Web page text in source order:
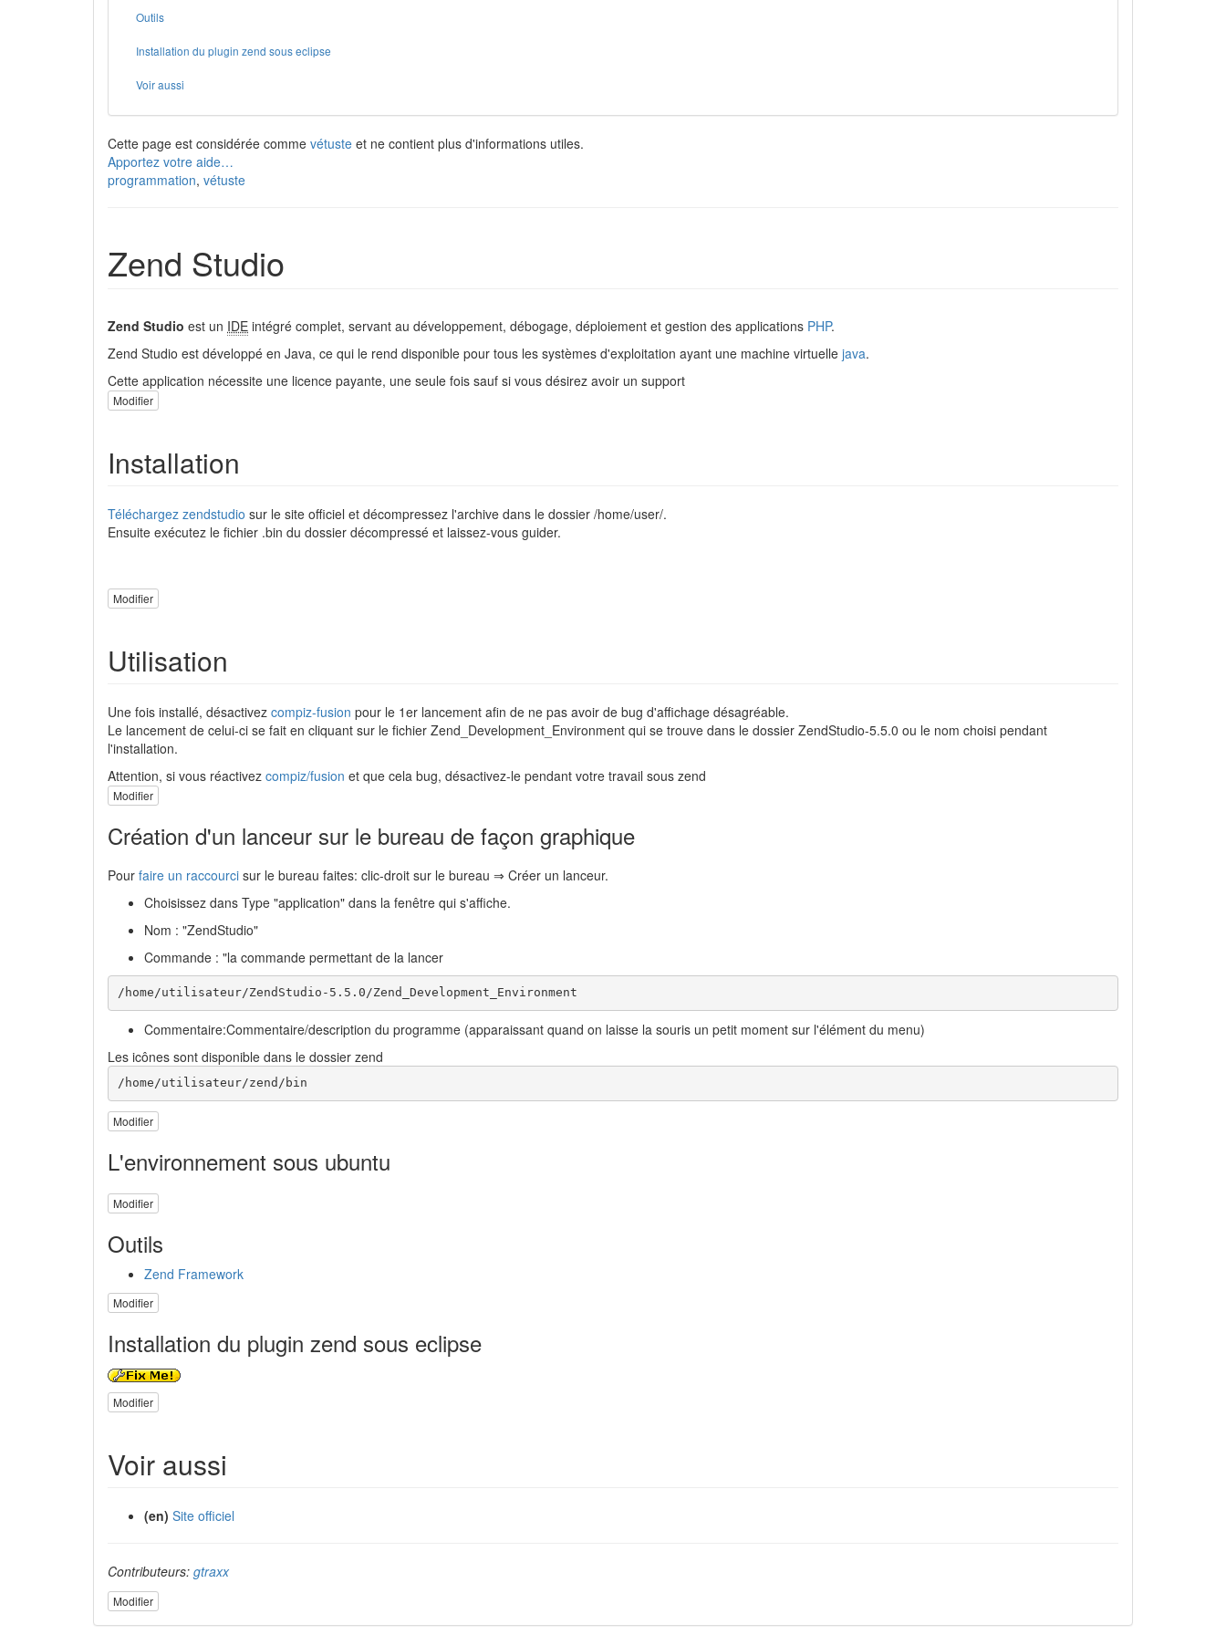
Outils
Installation du plugin zend sous eclipse
Voir aussi
Cette page est considérée comme vétuste et ne contient plus d'informations utiles.
Apportez votre aide…
programmation, vétuste
Zend Studio
Zend Studio est un IDE intégré complet, servant au développement, débogage, déploiement et gestion des applications PHP.
Zend Studio est développé en Java, ce qui le rend disponible pour tous les systèmes d'exploitation ayant une machine virtuelle java.
Cette application nécessite une licence payante, une seule fois sauf si vous désirez avoir un support
Modifier
Installation
Téléchargez zendstudio sur le site officiel et décompressez l'archive dans le dossier /home/user/.
Ensuite exécutez le fichier .bin du dossier décompressé et laissez-vous guider.
Modifier
Utilisation
Une fois installé, désactivez compiz-fusion pour le 1er lancement afin de ne pas avoir de bug d'affichage désagréable.
Le lancement de celui-ci se fait en cliquant sur le fichier Zend_Development_Environment qui se trouve dans le dossier ZendStudio-5.5.0 ou le nom choisi pendant
l'installation.
Attention, si vous réactivez compiz/fusion et que cela bug, désactivez-le pendant votre travail sous zend
Modifier
Création d'un lanceur sur le bureau de façon graphique
Pour faire un raccourci sur le bureau faites: clic-droit sur le bureau ⇒ Créer un lanceur.
Choisissez dans Type "application" dans la fenêtre qui s'affiche.
Nom : "ZendStudio"
Commande : "la commande permettant de la lancer
/home/utilisateur/ZendStudio-5.5.0/Zend_Development_Environment
Commentaire:Commentaire/description du programme (apparaissant quand on laisse la souris un petit moment sur l'élément du menu)
Les icônes sont disponible dans le dossier zend
/home/utilisateur/zend/bin
Modifier
L'environnement sous ubuntu
Modifier
Outils
Zend Framework
Modifier
Installation du plugin zend sous eclipse
Modifier
Voir aussi
(en) Site officiel
Contributeurs: gtraxx
Modifier